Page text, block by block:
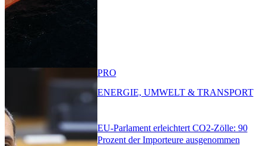
EU-Parlament erleichtert CO2-Zölle: 90
Prozent der Importeure ausgenommen
PRO
ENERGIE, UMWELT & TRANSPORT